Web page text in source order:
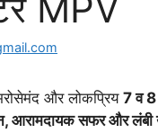
और लोकप्रिय 7 व
आरामदायक सफर और लंबी